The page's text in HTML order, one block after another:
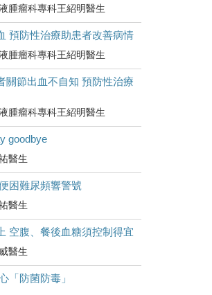
腫瘤科專科王紹明醫生
預防性治療助患者改善病情
腫瘤科專科王紹明醫生
關節出血不自知 預防性治療
腫瘤科專科王紹明醫生
goodbye
醫生
困難尿頻響警號
醫生
空腹、餐後血糖須控制得宜
醫生
「防菌防毒」